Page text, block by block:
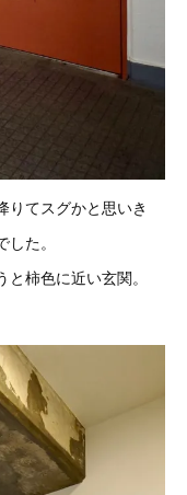
りてスグかと思いき
した。
柿色に近い玄関。